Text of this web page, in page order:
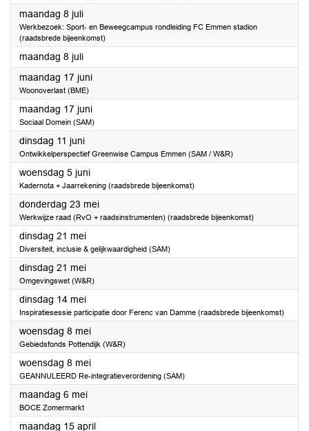
maandag 8 juli2024
Werkbezoek: Sport- en Beweegcampus rondleiding FC Emmen stadion
(raadsbrede bijeenkomst)
maandag 8 juli2024
maandag 17 juni2024
Woonoverlast (BME)
maandag 17 juni2024
Sociaal Domein (SAM)
dinsdag 11 juni2024
Ontwikkelperspectief Greenwise Campus Emmen (SAM / W&R)
woensdag 5 juni2024
Kadernota + Jaarrekening (raadsbrede bijeenkomst)
donderdag 23 mei2024
Werkwijze raad (RvO + raadsinstrumenten) (raadsbrede bijeenkomst)
dinsdag 21 mei2024
Diversiteit, inclusie & gelijkwaardigheid (SAM)
dinsdag 21 mei2024
Omgevingswet (W&R)
dinsdag 14 mei2024
Inspiratiesessie participatie door Ferenc van Damme (raadsbrede bijeenkomst)
woensdag 8 mei2024
Gebiedsfonds Pottendijk (W&R)
woensdag 8 mei2024
GEANNULEERD Re-integratieverordening (SAM)
maandag 6 mei2024
BOCE Zomermarkt
maandag 15 april2024